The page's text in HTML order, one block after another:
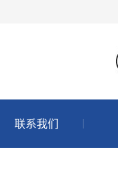
联系我们